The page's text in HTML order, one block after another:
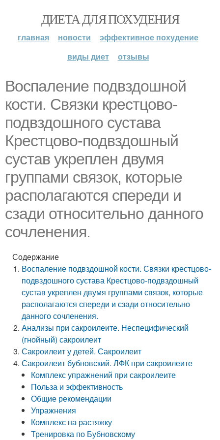
ДИЕТА ДЛЯ ПОХУДЕНИЯ
главная новости
эффективное похудение
виды диет
отзывы
Воспаление подвздошной
кости. Связки крестцово-
подвздошного сустава
Крестцово-подвздошный
сустав укреплен двумя
группами связок, которые
располагаются спереди и
сзади относительно данного
сочленения.
Содержание
Воспаление подвздошной кости. Связки крестцово-
подвздошного сустава Крестцово-подвздошный
сустав укреплен двумя группами связок, которые
располагаются спереди и сзади относительно
данного сочленения.
Анализы при сакроилеите. Неспецифический
(гнойный) сакроилеит
Сакроилеит у детей. Сакроилеит
Сакроилеит бубновский. ЛФК при сакроилеите
Комплекс упражнений при сакроилеите
Польза и эффективность
Общие рекомендации
Упражнения
Комплекс на растяжку
Тренировка по Бубновскому